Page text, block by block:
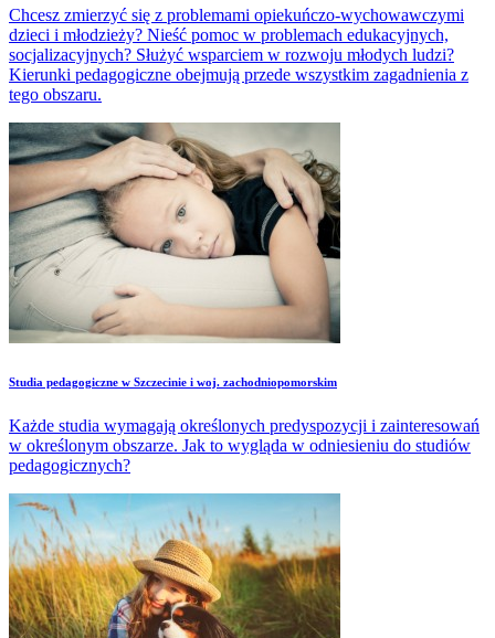
Chcesz zmierzyć się z problemami opiekuńczo-wychowawczymi
dzieci i młodzieży? Nieść pomoc w problemach edukacyjnych,
socjalizacyjnych? Służyć wsparciem w rozwoju młodych ludzi?
Kierunki pedagogiczne obejmują przede wszystkim zagadnienia z
tego obszaru.
Studia pedagogiczne w Szczecinie i woj. zachodniopomorskim
Każde studia wymagają określonych predyspozycji i zainteresowań
w określonym obszarze. Jak to wygląda w odniesieniu do studiów
pedagogicznych?